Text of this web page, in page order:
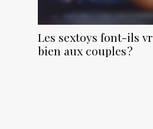
Les sextoys font-ils
bien aux couples ?